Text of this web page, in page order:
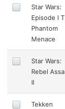
Star Wars:
Episode I
Phantom
Menace
Star Wars:
Rebel
II
Tekken